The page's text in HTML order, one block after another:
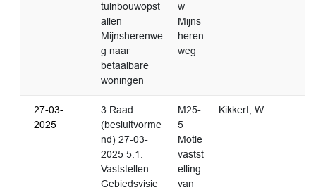
tuinbouwopst
allen
Mijnsherenwe
g naar
betaalbare
woningen
w
Mijns
heren
weg
27-03-
2025
3.Raad
(besluitvorme
nd) 27-03-
2025 5.1.
Vaststellen
Gebiedsvisie
M25-
5
Motie
vastst
elling
van
Kikkert, W.